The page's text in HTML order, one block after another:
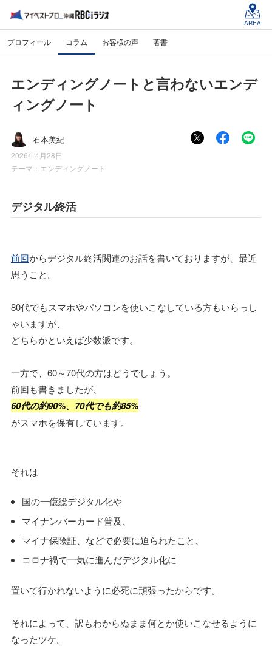
AREA
プロフィール コラム お客様の声 著書
エンディングノートと言わないエンデ
ィングノート
石本美紀
2026年4月28日
テーマ： エンディングノート
デジタル終活
前回からデジタル終活関連のお話を書いておりますが、最近
思うこと。
80代でもスマホやパソコンを使いこなしている方もいらっし
ゃいますが、
どちらかといえば少数派です。
一方で、60～70代の方はどうでしょう。
前回も書きましたが、
60代の約90%、70代でも約85%
がスマホを保有しています。
それは
国の一億総デジタル化や
マイナンバーカード普及、
マイナ保険証、などで必要に迫られたこと、
コロナ禍で一気に進んだデジタル化に
置いて行かれないように必死に頑張ったからです。
それによって、訳もわからぬまま何とか使いこなせるように
なったツケ。